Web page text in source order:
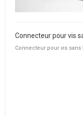
Connecteur pour vis
Connecteur pour vis sans